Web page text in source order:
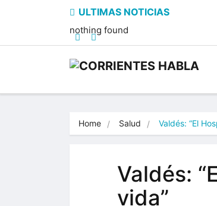
nothing found
Home Salud Valdés: “El
Valdés:
vida”